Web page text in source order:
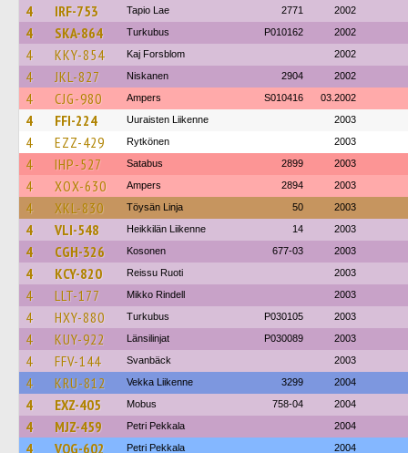
4 IRF-753 Tapio Lae 2771 2002
4 SKA-864 Turkubus P010162 2002
4 KKY-854 Kaj Forsblom 2002
4 JKL-827 Niskanen 2904 2002
4 CJG-980 Ampers S010416 03.2002
4 FFI-224 Uuraisten Liikenne 2003
4 EZZ-429 Rytkönen 2003
4 IHP-527 Satabus 2899 2003
4 XOX-630 Ampers 2894 2003
4 XKL-830 Töysän Linja 50 2003
4 VLI-548 Heikkilän Liikenne 14 2003
4 CGH-326 Kosonen 677-03 2003
4 KCY-820 Reissu Ruoti 2003
4 LLT-177 Mikko Rindell 2003
4 HXY-880 Turkubus P030105 2003
4 KUY-922 Länsilinjat P030089 2003
4 FFV-144 Svanbäck 2003
4 KRU-812 Vekka Liikenne 3299 2004
4 EXZ-405 Mobus 758-04 2004
4 MJZ-459 Petri Pekkala 2004
4 VOG-602 Petri Pekkala 2004